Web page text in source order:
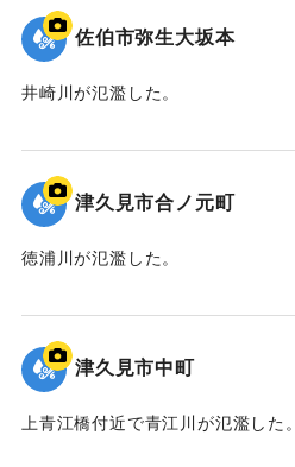
佐伯市弥生大坂本
井崎川が氾濫した。
｜固有コード:01204094
津久見市合ノ元町
徳浦川が氾濫した。
｜固有コード:01204093
津久見市中町
上青江橋付近で青江川が氾濫した。